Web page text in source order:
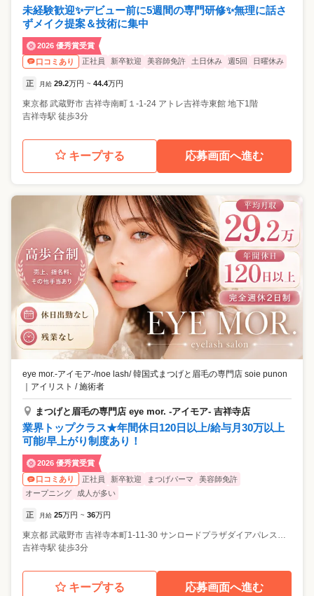
未経験歓迎✨デビュー前に5週間の専門研修✨無理に話さ
ずメイク提案＆技術に集中
2026 優秀賞受賞
口コミあり
正社員 新卒歓迎 美容師免許 土日休み 週5回 日曜休み
正 月給 29.2万円 ~ 44.4万円
東京都 武蔵野市 吉祥寺南町１-1-24 アトレ吉祥寺東館 地下1階
吉祥寺駅 徒歩3分
キープする 応募画面へ進む
eye mor.-アイモア-/noe lash/ 韓国式まつげと眉毛の専門店 soie punon
アイリスト / 施術者
まつげと眉毛の専門店 eye mor. -アイモア- 吉祥寺店
業界トップクラス★年間休日120日以上/給与月30万以上
可能/早上がり制度あり！
2026 優秀賞受賞
口コミあり
正社員 新卒歓迎 まつげパーマ
美容師免許
オープニング
成人が多い
正 月給 25万円 ~ 36万円
東京都 武蔵野市 吉祥寺本町1-11-30 サンロードプラザダイアパレス吉祥寺912号
吉祥寺駅 徒歩3分
キープする 応募画面へ進む